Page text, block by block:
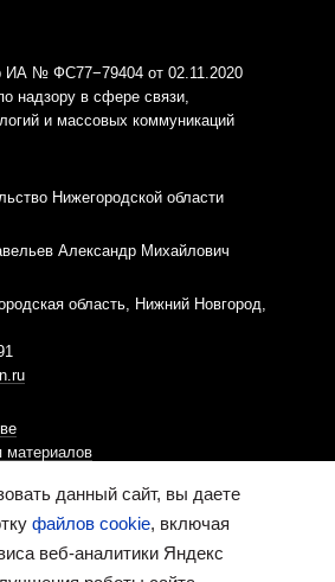
ИА № ФС77−79404 от 02.11.2020
надзору в сфере связи,
и массовых коммуникаций
Нижегородской области
Александр Михайлович
область, Нижний Новгород,
материалов
использования «cookies»-файлов
16+
данный сайт, вы даете
файлов cookie, включая
веб-аналитики Яндекс